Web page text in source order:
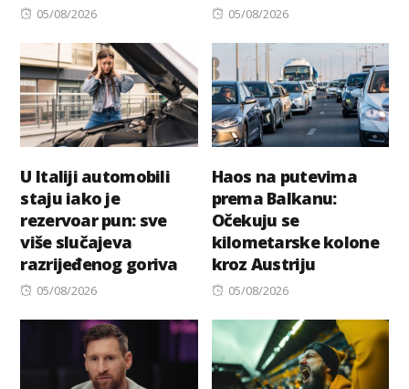
Posted
05/08/2026
Posted
05/08/2026
U Italiji automobili
staju iako je
rezervoar pun: sve
više slučajeva
razrijeđenog goriva
Posted
05/08/2026
Haos na putevima
prema Balkanu:
Očekuju se
kilometarske kolone
kroz Austriju
Posted
05/08/2026